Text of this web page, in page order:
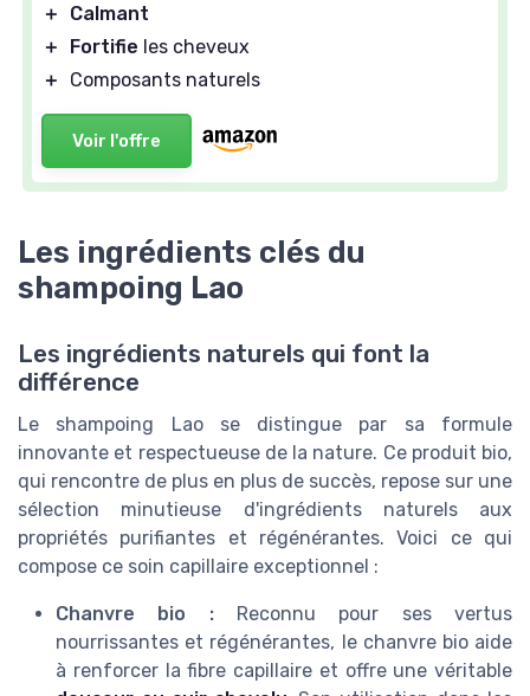
＋
Calmant
＋
Fortifie les cheveux
＋
Composants naturels
Voir l'offre
Les ingrédients clés du
shampoing Lao
Les ingrédients naturels qui font la
différence
Le shampoing Lao se distingue par sa formule
innovante et respectueuse de la nature. Ce produit bio,
qui rencontre de plus en plus de succès, repose sur une
sélection minutieuse d'ingrédients naturels aux
propriétés purifiantes et régénérantes. Voici ce qui
compose ce soin capillaire exceptionnel :
Chanvre bio :Reconnu pour ses vertus
nourrissantes et régénérantes, le chanvre bio aide
à renforcer la fibre capillaire et offre une véritable